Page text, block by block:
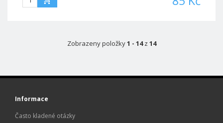
Zobrazeny položky1 - 14z 14
Informace
Často kladené otázky